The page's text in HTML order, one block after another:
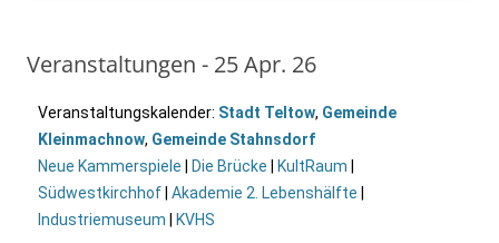
Veranstaltungen - 25 Apr. 26
Veranstaltungskalender: Stadt Teltow, Gemeinde
Kleinmachnow, Gemeinde Stahnsdorf
Neue Kammerspiele
Die Brücke KultRaum
Südwestkirchhof Akademie 2. Lebenshälfte
Industriemuseum
KVHS